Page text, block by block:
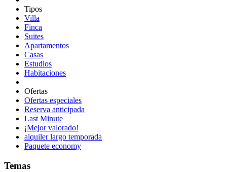
Tipos
Villa
Finca
Suites
Apartamentos
Casas
Estudios
Habitaciones
Ofertas
Ofertas especiales
Reserva anticipada
Last Minute
¡Mejor valorado!
alquiler largo temporada
Paquete economy
Temas